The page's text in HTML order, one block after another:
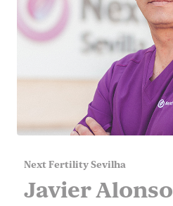
Next Fertility Sevilha
Javier Alonso